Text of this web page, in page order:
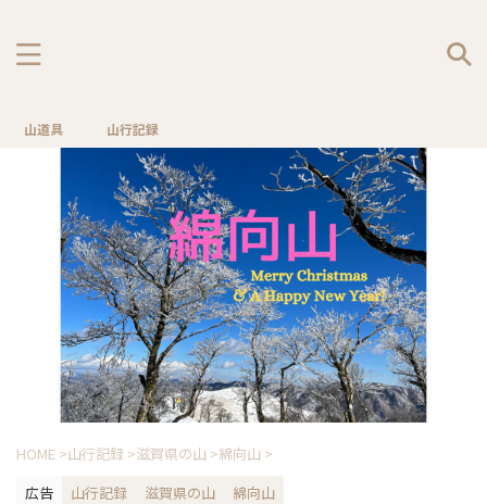
山道具 山行記録
HOME >山行記録 >滋賀県の山 >綿向山 >
広告
山行記録 滋賀県の山 綿向山